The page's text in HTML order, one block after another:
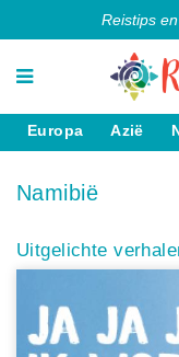
Reistips
Europa Azië
Namibië
Uitgelichte